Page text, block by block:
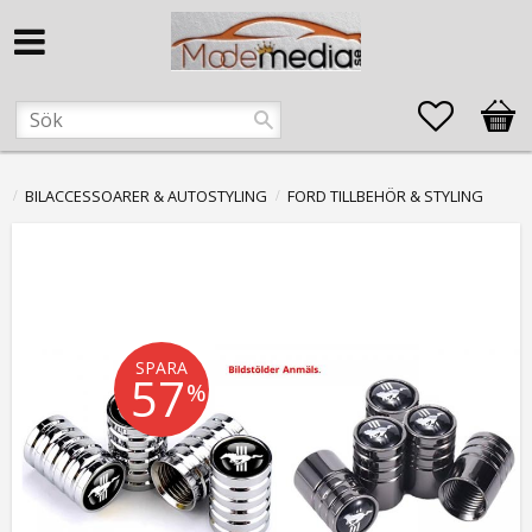
Favoriter
BILACCESSOARER & AUTOSTYLING FORD TILLBEHÖR & STYLING
SPARA
57%